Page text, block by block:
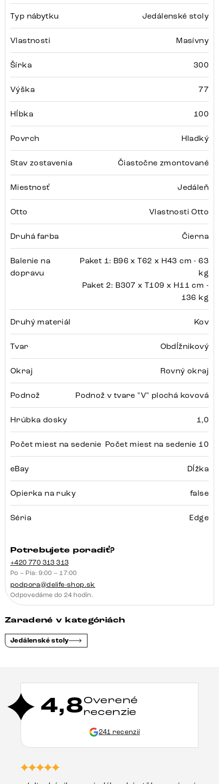
Typ nábytku Jedálenské stoly
Vlastnosti Masívny
Šírka 300
Výška 77
Hĺbka 100
Povrch Hladký
Stav zostavenia Čiastočne zmontované
Miestnosť Jedáleň
Otto Vlastnosti Otto
Druhá farba Čierna
Balenie na
dopravu
Paket 1: B96 x T62 x H43 cm - 63
kg
Paket 2: B307 x T109 x H11 cm -
136 kg
Druhý materiál Kov
Tvar Obdĺžnikový
Okraj Rovný okraj
Podnož Podnož v tvare "V" plochá kovová
Hrúbka dosky 1,0
Počet miest na sedenie Počet miest na sedenie 10
eBay Dĺžka
Opierka na ruky false
Séria Edge
Potrebujete poradiť?
+420 770 313 313
Po – Pia: 9:00 – 17:00
podpora@delife-shop.sk
Odpovedáme do 24 hodín.
Zaradené v kategóriách
Jedálenské stoly
4,8Overené
recenzie
241 recenzií